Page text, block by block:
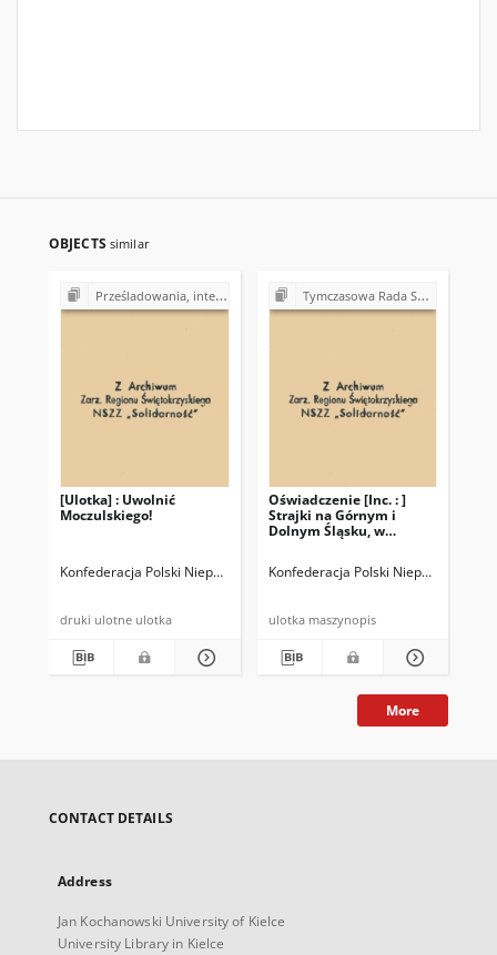
OBJECTS similar
Prześladowania, internowania w Polsce (1980-1985)
[Ulotka] : Uwolnić
Moczulskiego!
Konfederacja Polski Niepodległej
druki ulotne ulotka
Tymczasowa Rada Solidarności Regionu Świętokrzyskiego (1986-1988)
Oświadczenie [Inc. : ]
Strajki na Górnym i
Dolnym Śląsku, w
Konfederacja Polski Niepodległej
ulotka maszynopis
More
CONTACT DETAILS
Address
Jan Kochanowski University of Kielce
University Library in Kielce